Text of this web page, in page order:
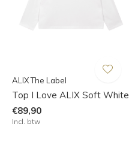
ALIX The Label
Top I Love ALIX Soft White
€89,90
Incl. btw